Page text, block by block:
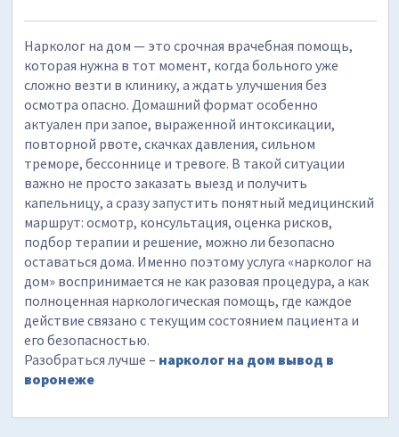
Нарколог на дом — это срочная врачебная помощь,
которая нужна в тот момент, когда больного уже
сложно везти в клинику, а ждать улучшения без
осмотра опасно. Домашний формат особенно
актуален при запое, выраженной интоксикации,
повторной рвоте, скачках давления, сильном
треморе, бессоннице и тревоге. В такой ситуации
важно не просто заказать выезд и получить
капельницу, а сразу запустить понятный медицинский
маршрут: осмотр, консультация, оценка рисков,
подбор терапии и решение, можно ли безопасно
оставаться дома. Именно поэтому услуга «нарколог на
дом» воспринимается не как разовая процедура, а как
полноценная наркологическая помощь, где каждое
действие связано с текущим состоянием пациента и
его безопасностью.
Разобраться лучше – нарколог на дом вывод в
воронеже